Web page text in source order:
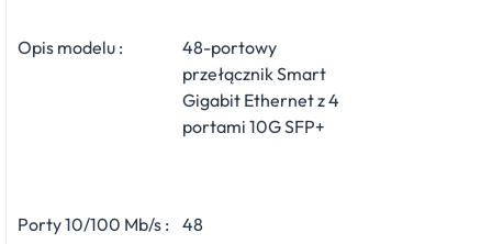
Opis modelu :
48-portowy
przełącznik Smart
Gigabit Ethernet z 4
portami 10G SFP+
Porty 10/100 Mb/s : 48